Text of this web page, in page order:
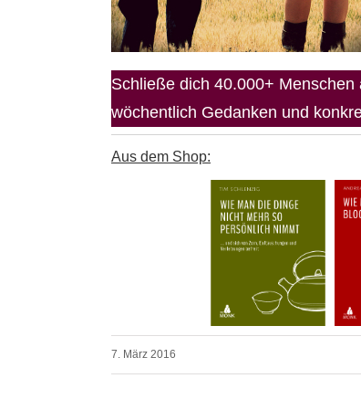
Schließe dich 40.000+
wöchentlich Gedanken und
Aus dem Shop:
7. März 2016